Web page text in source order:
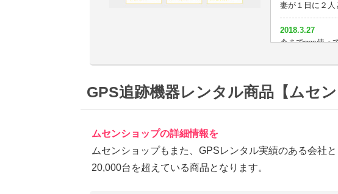
2018.2.21
やっぱイチロ
2018.2.20
GPSのこと色
妻が１日に２人
2018.3.27
今までgps使っ
2018.3.26
2018.3.20
GPS追跡機器レンタル商品【ムセン
ムセンショップの詳細情報を
ムセンショップもまた、GPSレンタル実績のある会社
20,000台を超えている商品となります。